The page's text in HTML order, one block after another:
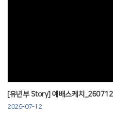
[유년부 Story] 예배스케치_260712
2026-07-12